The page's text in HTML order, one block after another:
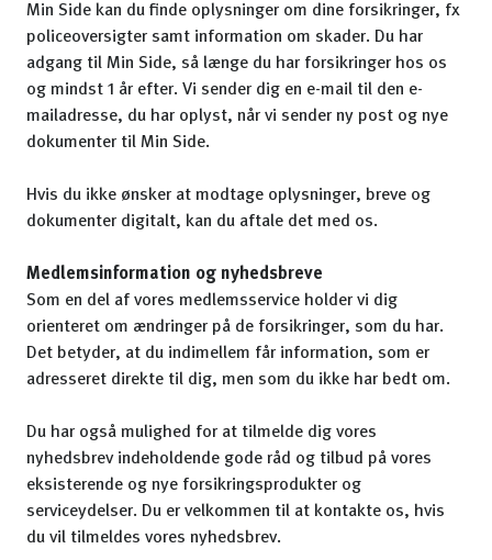
Min Side kan du finde oplysninger om dine forsikringer, fx
policeoversigter samt information om skader. Du har
adgang til Min Side, så længe du har forsikringer hos os
og mindst 1 år efter. Vi sender dig en e-mail til den e-
mailadresse, du har oplyst, når vi sender ny post og nye
dokumenter til Min Side.
Hvis du ikke ønsker at modtage oplysninger, breve og
dokumenter digitalt, kan du aftale det med os.
Medlemsinformation og nyhedsbreve
Som en del af vores medlemsservice holder vi dig
orienteret om ændringer på de forsikringer, som du har.
Det betyder, at du indimellem får information, som er
adresseret direkte til dig, men som du ikke har bedt om.
Du har også mulighed for at tilmelde dig vores
nyhedsbrev indeholdende gode råd og tilbud på vores
eksisterende og nye forsikringsprodukter og
serviceydelser. Du er velkommen til at kontakte os, hvis
du vil tilmeldes vores nyhedsbrev.